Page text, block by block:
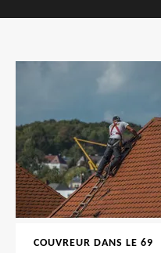
COUVREUR DANS LE 69